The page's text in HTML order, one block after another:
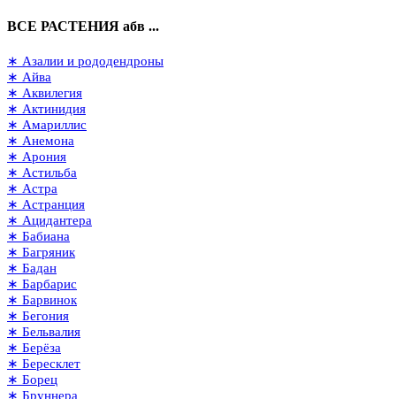
ВСЕ РАСТЕНИЯ абв ...
∗ Азалии и рододендроны
∗ Айва
∗ Аквилегия
∗ Актинидия
∗ Амариллис
∗ Анемона
∗ Арония
∗ Астильба
∗ Астра
∗ Астранция
∗ Ацидантера
∗ Бабиана
∗ Багряник
∗ Бадан
∗ Барбарис
∗ Барвинок
∗ Бегония
∗ Бельвалия
∗ Берёза
∗ Бересклет
∗ Борец
∗ Бруннера